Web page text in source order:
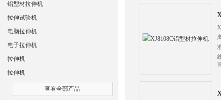
铝型材拉伸机
拉伸试验机
电脑拉伸机
电子拉伸机
拉伸机
拉伸机
查看全部产品